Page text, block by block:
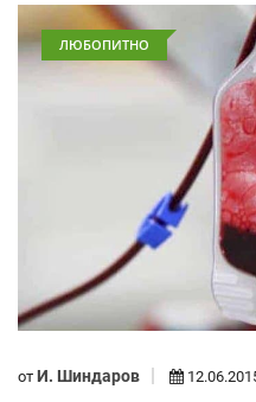
ЛЮБОПИТНО
от И. Шиндаров